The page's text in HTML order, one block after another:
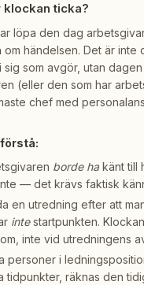
klockan ticka?
löpa den dag
om händelsen. Det är inte
sig som avgör, utan
(eller den som har
chef med
borde ha känt till
— det krävs faktisk
en utredning efter att
intestartpunkten.
inte vid utredningens
personer i
tidpunkter, räknas den